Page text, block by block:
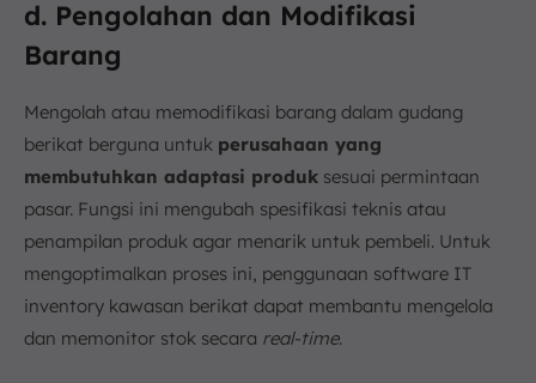
d. Pengolahan dan Modifikasi
Barang
Mengolah atau memodifikasi barang dalam gudang
berikat berguna untuk perusahaan yang
membutuhkan adaptasi produk sesuai permintaan
pasar. Fungsi ini mengubah spesifikasi teknis atau
penampilan produk agar menarik untuk pembeli. Untuk
mengoptimalkan proses ini, penggunaan software IT
inventory kawasan berikat dapat membantu mengelola
dan memonitor stok secara real-time.